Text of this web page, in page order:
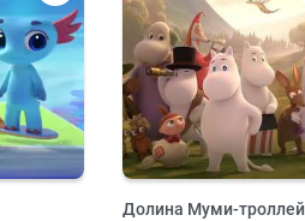
Долина Муми-троллей